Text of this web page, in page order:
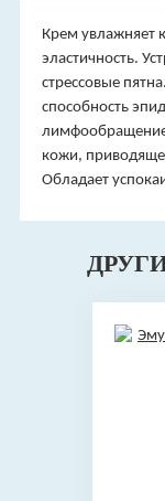
Крем увлажняет
эластичность.
стрессовые
способность
кожи,
Обладает